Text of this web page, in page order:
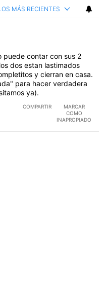
MÁS RECIENTES
puede contar con sus 2
dos estan lastimados
y cierran en casa.
para hacer verdadera
ya).
COMPARTIR
MARCAR
COMO
INAPROPIADO